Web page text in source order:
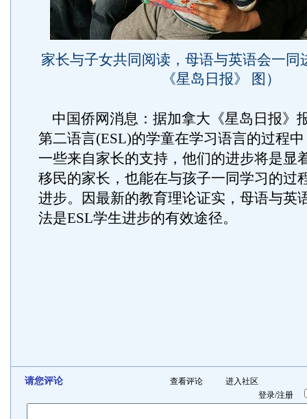
家长与子女共同阅读，母语与英语会一同
《星岛日报》 图）
中国侨网消息：据加拿大《星岛日报》
第二语言(ESL)的学童在学习语言的过程
一些来自家长的支持，他们的进步将是显
移民的家长，也能在与孩子一同学习的过
进步。因最新的教育理论证实，母语与英
法是ESL学生进步的有效途径。
请您评论 查看评论
进入社区
登录/注册